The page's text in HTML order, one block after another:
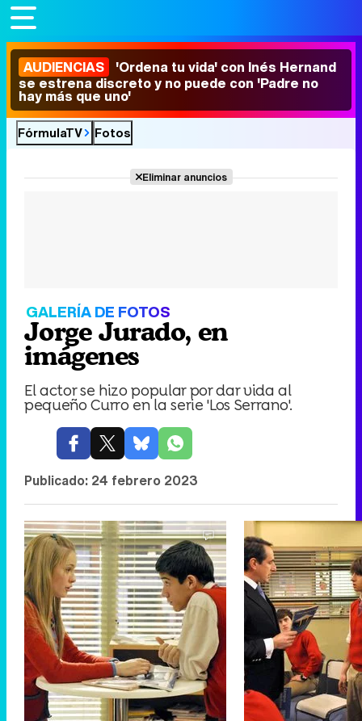
AUDIENCIAS 'Ordena tu vida' con Inés Hernand
se estrena discreto y no puede con 'Padre no
hay más que uno'
FórmulaTV Fotos
Eliminar anuncios
GALERÍA DE FOTOS
Jorge Jurado, en
imágenes
El actor se hizo popular por dar vida al
pequeño Curro en la serie 'Los Serrano'.
Publicado: 24 febrero 2023